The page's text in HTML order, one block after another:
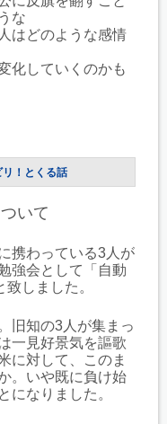
な
はどのような感情
化していくのかも
！とくる話
いて
携わっている3人が
強会として「自動
しました。
旧知の3人が集まっ
一見好景気を謳歌
に対して、このま
。いや既に負け始
になりました。